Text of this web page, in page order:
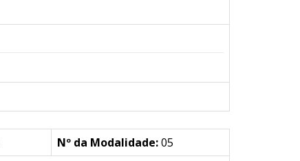
Nº da Modalidade:05